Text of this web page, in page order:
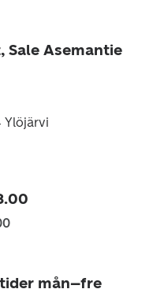
Sale Asemantie
Ylöjärvi
mån–fre